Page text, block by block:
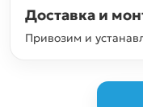
Доставка и
Привозим и